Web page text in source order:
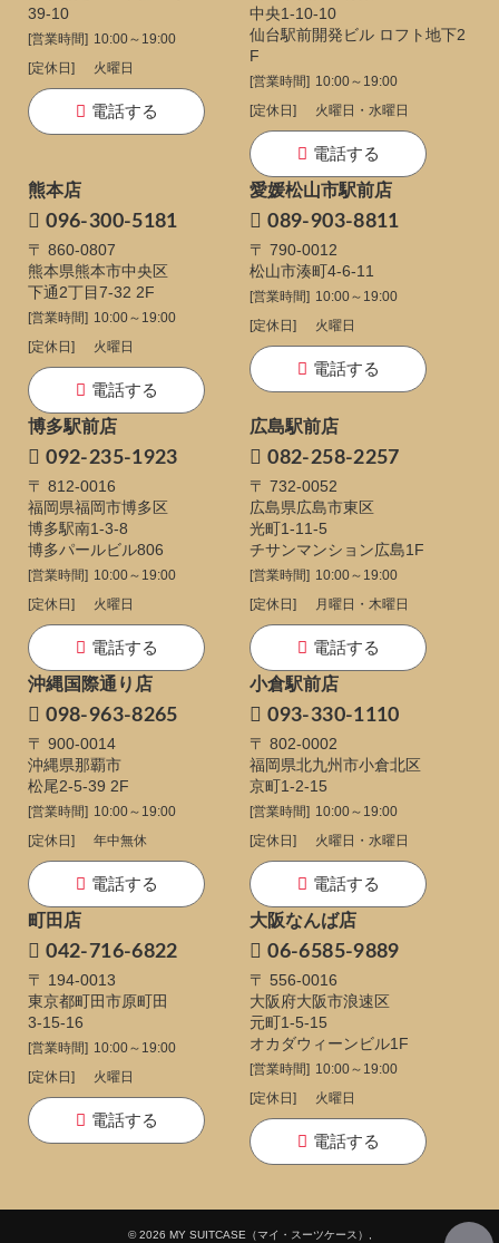
39-10
[営業時間] 10:00～19:00
[定休日]
火曜日
電話する
中央1-10-10
仙台駅前開発ビル ロフト地下2
F
[営業時間] 10:00～19:00
[定休日]
火曜日・水曜日
電話する
熊本店
096-300-5181
〒 860-0807
熊本県熊本市中央区
下通2丁目7-32 2F
[営業時間] 10:00～19:00
[定休日]
火曜日
電話する
愛媛松山市駅前店
089-903-8811
〒 790-0012
松山市湊町4-6-11
[営業時間] 10:00～19:00
[定休日]
火曜日
電話する
博多駅前店
092-235-1923
〒 812-0016
福岡県福岡市博多区
博多駅南1-3-8
博多パールビル806
[営業時間] 10:00～19:00
[定休日]
火曜日
電話する
広島駅前店
082-258-2257
〒 732-0052
広島県広島市東区
光町1-11-5
チサンマンション広島1F
[営業時間] 10:00～19:00
[定休日]
月曜日・木曜日
電話する
沖縄国際通り店
098-963-8265
〒 900-0014
沖縄県那覇市
松尾2-5-39 2F
[営業時間] 10:00～19:00
[定休日]
年中無休
電話する
小倉駅前店
093-330-1110
〒 802-0002
福岡県北九州市小倉北区
京町1-2-15
[営業時間] 10:00～19:00
[定休日]
火曜日・水曜日
電話する
町田店
042-716-6822
〒 194-0013
東京都町田市原町田
3-15-16
[営業時間] 10:00～19:00
[定休日]
火曜日
電話する
大阪なんば店
06-6585-9889
〒 556-0016
大阪府大阪市浪速区
元町1-5-15
オカダウィーンビル1F
[営業時間] 10:00～19:00
[定休日]
火曜日
電話する
© 2026 MY SUITCASE（マイ・スーツケース）,